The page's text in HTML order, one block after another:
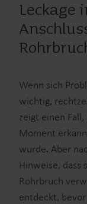
Leckage
Wenn sich
wichtig,
zeigt einen
Moment
wurde. Aber
Hinweise, dass
Rohrbruch
entdeckt,